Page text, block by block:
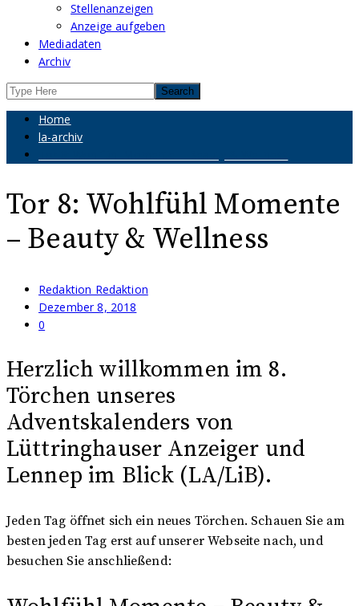
Stellenanzeigen
Anzeige aufgeben
Mediadaten
Archiv
Home
la-archiv
Tor 8: Wohlfühl Momente
– Beauty & Wellness
Redaktion Redaktion
Dezember 8, 2018
0
Herzlich willkommen im 8.
Törchen unseres
Adventskalenders von
Lüttringhauser Anzeiger und
Lennep im Blick (LA/LiB).
Jeden Tag öffnet sich ein neues Törchen. Schauen Sie am
besten jeden Tag erst auf unserer Webseite nach, und
besuchen Sie anschließend: